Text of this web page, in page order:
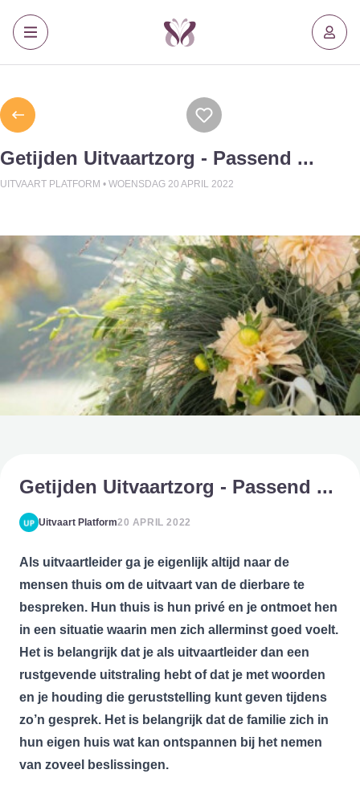
Getijden Uitvaartzorg - Passend ...
UITVAART PLATFORM • WOENSDAG 20 APRIL 2022
Getijden Uitvaartzorg - Passend ...
Uitvaart Platform20 APRIL 2022
Als uitvaartleider ga je eigenlijk altijd naar de
mensen thuis om de uitvaart van de dierbare te
bespreken. Hun thuis is hun privé en je ontmoet hen
in een situatie waarin men zich allerminst goed voelt.
Het is belangrijk dat je als uitvaartleider dan een
rustgevende uitstraling hebt of dat je met woorden
en je houding die geruststelling kunt geven tijdens
zo’n gesprek. Het is belangrijk dat de familie zich in
hun eigen huis wat kan ontspannen bij het nemen
van zoveel beslissingen.